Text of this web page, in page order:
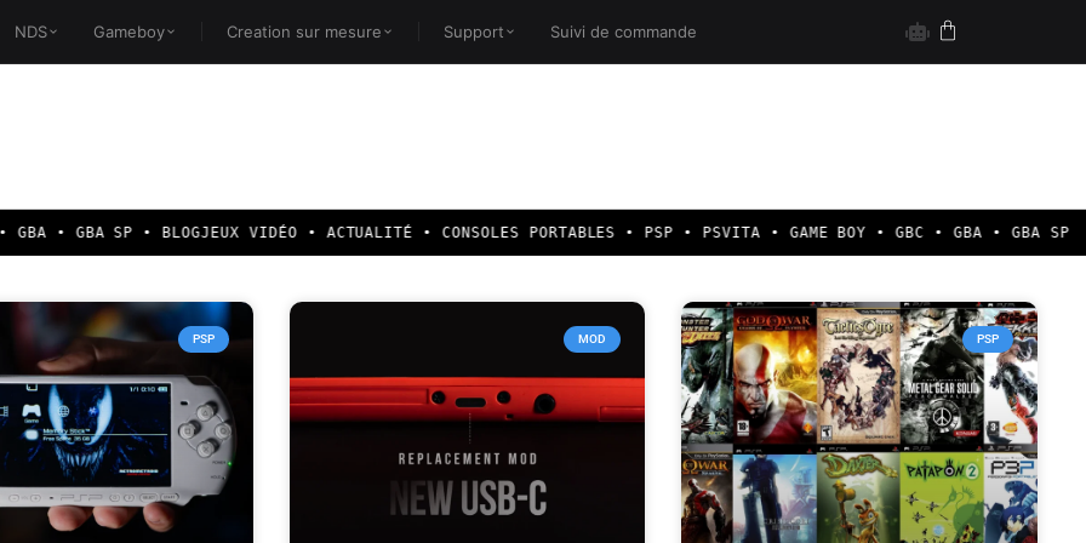
NDS Gameboy Creation sur mesure Support Suivi de commande
• GBA SP • BLOGJEUX VIDÉO • ACTUALITÉ • CONSOLES PORTABLES • PSP • PSVITA • GAME BOY • GBC • GBA • GBA SP
PSP MOD PSP